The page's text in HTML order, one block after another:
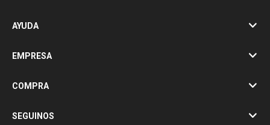
AYUDA
EMPRESA
COMPRA
SEGUINOS